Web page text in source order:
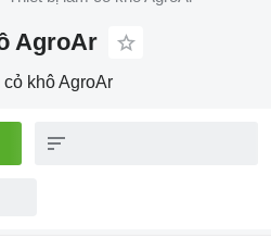
AgroAr
khô AgroAr